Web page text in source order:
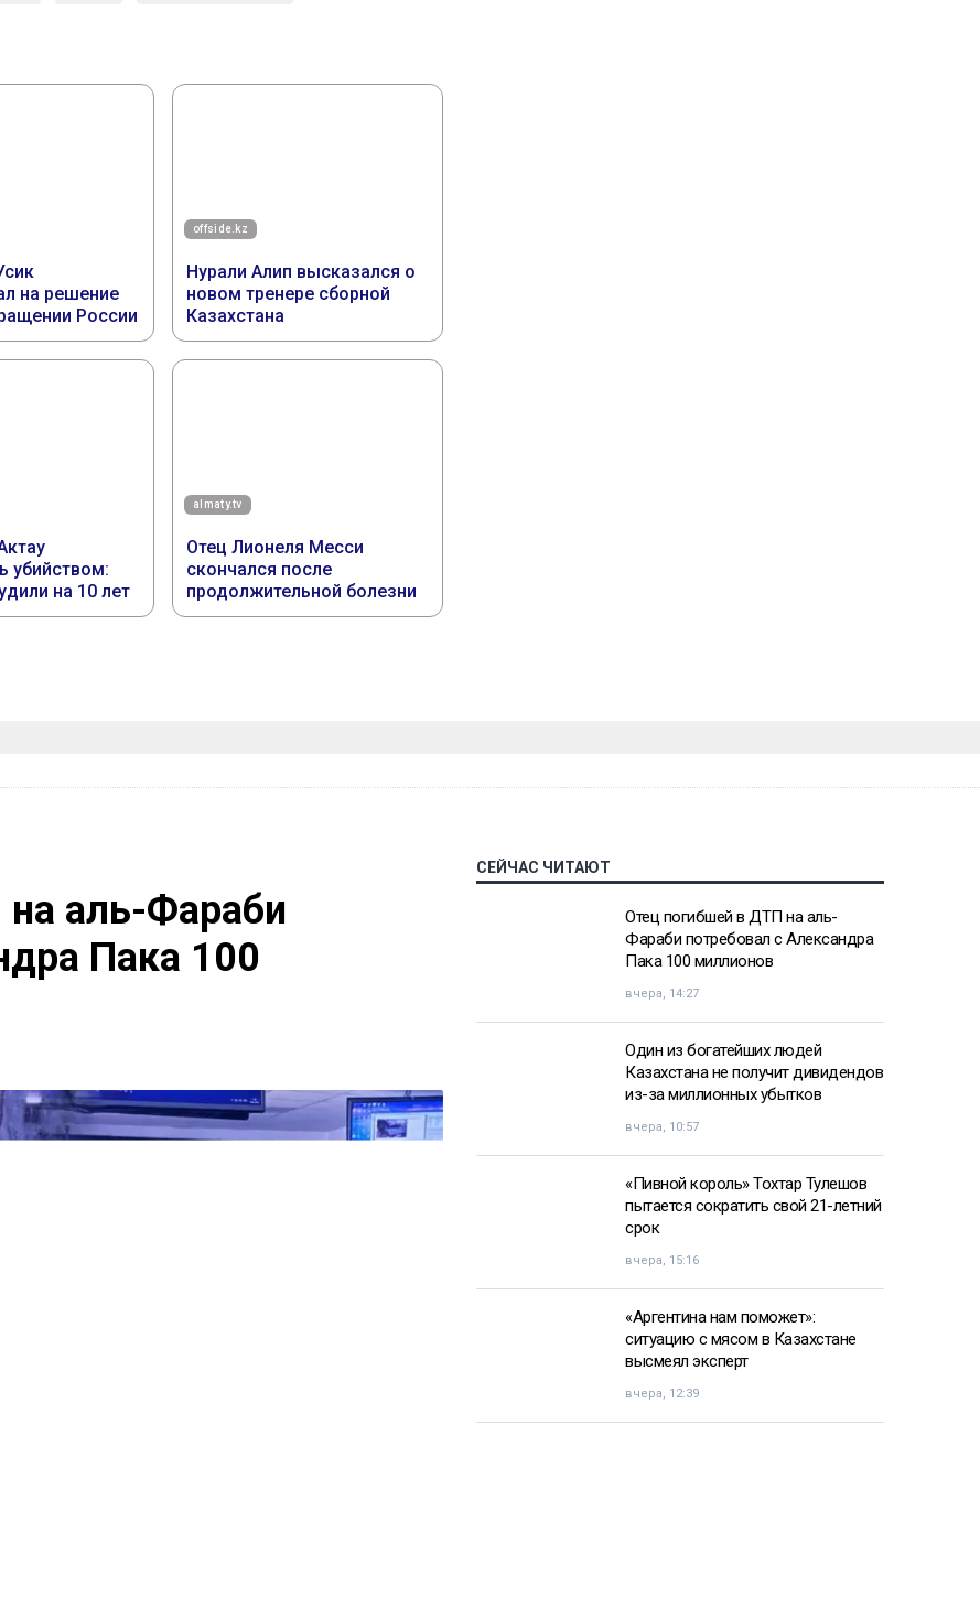
аль-Фараби
Пака 100
СЕЙЧАС ЧИТАЮТ
Отец погибшей в ДТП на аль-
Фараби потребовал с Александра
Пака 100 миллионов
вчера, 14:27
Один из богатейших людей
Казахстана не получит дивидендов
из-за миллионных убытков
вчера, 10:57
«Пивной король» Тохтар Тулешов
пытается сократить свой 21-летний
срок
вчера, 15:16
«Аргентина нам поможет»:
ситуацию с мясом в Казахстане
высмеял эксперт
вчера, 12:39